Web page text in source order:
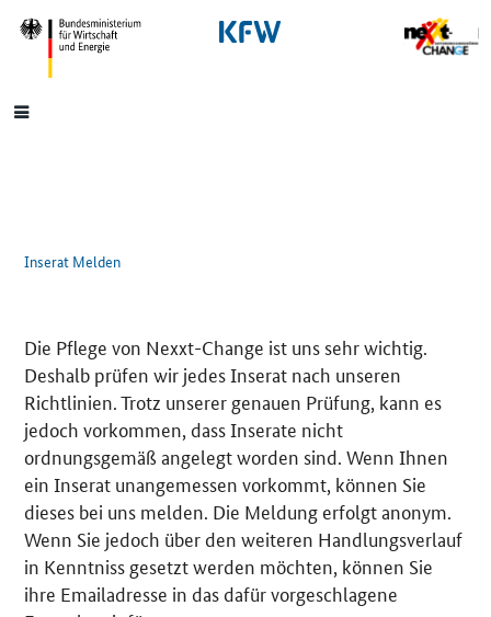
SrOnlyNavigation
Hauptmenü
Inserat Melden
Die Pflege von Nexxt-Change ist uns sehr wichtig.
Deshalb prüfen wir jedes Inserat nach unseren
Richtlinien. Trotz unserer genauen Prüfung, kann es
jedoch vorkommen, dass Inserate nicht
ordnungsgemäß angelegt worden sind. Wenn Ihnen
ein Inserat unangemessen vorkommt, können Sie
dieses bei uns melden. Die Meldung erfolgt anonym.
Wenn Sie jedoch über den weiteren Handlungsverlauf
in Kenntniss gesetzt werden möchten, können Sie
ihre Emailadresse in das dafür vorgeschlagene